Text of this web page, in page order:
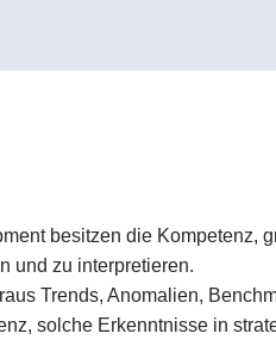
besitzen die Kompetenz,
und zu interpretieren.
Trends, Anomalien,
solche Erkenntnisse in